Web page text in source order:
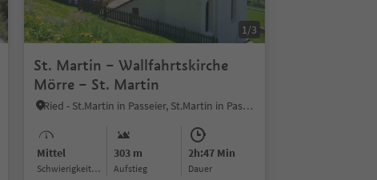
1/6 1/3
St. Martin – Wallfahrtskirche
Mörre – St. Martin
Ried - St.Martin in Passeier, St.Martin in Passeier, Meran und Umgebung
Mittel
Schwierigkeitsgrad
303 m
Aufstieg
2h:47 Min
Dauer